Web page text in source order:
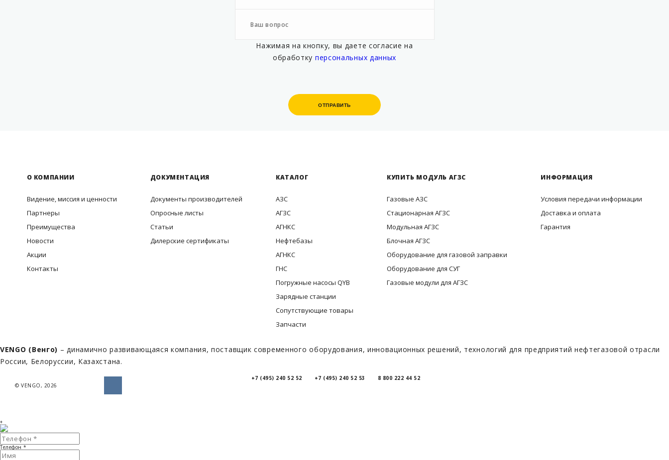
Нажимая на кнопку, вы даете согласие на
обработку персональных данных
ОТПРАВИТЬ
ОТПРАВИТЬ
© VENGO, 2026
+7 (495) 240 52 52 +7 (495) 240 52 53 8 800 222 44 52
О КОМПАНИИ
Видение, миссия и ценности
Партнеры
Преимущества
Новости
Акции
Контакты
ДОКУМЕНТАЦИЯ
Документы производителей
Опросные листы
Статьи
Дилерские сертификаты
КАТАЛОГ
АЗС
АГЗС
АГНКС
Нефтебазы
АГНКС
ГНС
Погружные насосы QYB
Зарядные станции
Сопутствующие товары
Запчасти
КУПИТЬ МОДУЛЬ АГЗС
Газовые АЗС
Стационарная АГЗС
Модульная АГЗС
Блочная АГЗС
Оборудование для газовой заправки
Оборудование для СУГ
Газовые модули для АГЗС
ИНФОРМАЦИЯ
Условия передачи информации
Доставка и оплата
Гарантия
VENGO (Венго) – динамично развивающаяся компания, поставщик современного оборудования, инновационных решений, технологий для предприятий нефтегазовой отрасли
России, Белоруссии, Казахстана.
+
Телефон *